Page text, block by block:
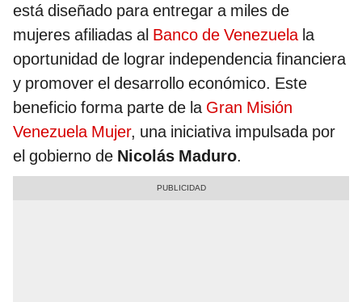
está diseñado para entregar a miles de
mujeres afiliadas al Banco de Venezuelala
oportunidad de lograr independencia financiera
y promover el desarrollo económico. Este
beneficio forma parte de la Gran Misión
Venezuela Mujer, una iniciativa impulsada por
el gobierno de Nicolás Maduro.